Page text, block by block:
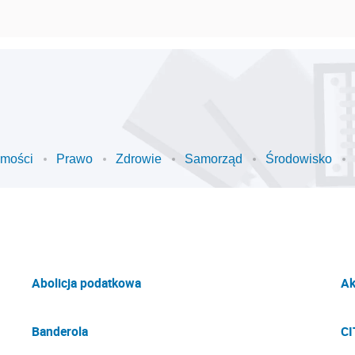
Prawo Zdrowie Samorząd Środowisko
Abolicja podatkowa
Banderola